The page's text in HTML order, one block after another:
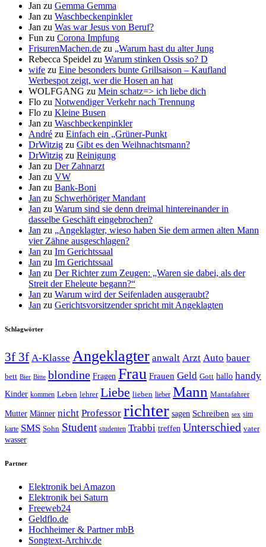
Jan zu Gemma Gemma
Jan zu Waschbeckenpinkler
Jan zu Was war Jesus von Beruf?
Fun zu Corona Impfung
FrisurenMachen.de zu „Warum hast du alter Jung
Rebecca Speidel zu Warum stinken Ossis so? D
wife zu Eine besonders bunte Grillsaison – Kaufland
Werbespot zeigt, wer die Hosen an hat
WOLFGANG zu Mein schatz=> ich liebe dich
Flo zu Notwendiger Verkehr nach Trennung
Flo zu Kleine Busen
Jan zu Waschbeckenpinkler
André zu Einfach ein „Grüner-Punkt
DrWitzig zu Gibt es den Weihnachtsmann?
DrWitzig zu Reinigung
Jan zu Der Zahnarzt
Jan zu VW
Jan zu Bank-Boni
Jan zu Schwerhöriger Mandant
Jan zu Warum sind sie denn dreimal hintereinander in
dasselbe Geschäft eingebrochen?
Jan zu „Angeklagter, wieso haben Sie dem armen alten Mann
vier Zähne ausgeschlagen?
Jan zu Im Gerichtssaal
Jan zu Im Gerichtssaal
Jan zu Der Richter zum Zeugen: „Waren sie dabei, als der
Streit der Eheleute begann?“
Jan zu Warum wird der Seifenladen ausgeraubt?
Jan zu Gerichtsvorsitzender spricht mit Angeklagten
Schlagwörter
3f 3f A-Klasse Angeklagter anwalt Arzt Auto bauer
bett Bier Bitte blondine Fragen Frau Frauen Geld Gott hallo handy
Kinder kommen Leben lehrer Liebe lieben lieber Mann Mantafahrer
Mutter Männer nicht Professor richter sagen Schreiben sex sim
karte SMS Sohn Student studenten Trabbi treffen Unterschied vater
wasser
Partner
Elektronik bei Amazon
Elektronik bei Saturn
Freeweb24
Geldflo.de
Hochheimer & Partner mbB
Songtext-Archiv.de